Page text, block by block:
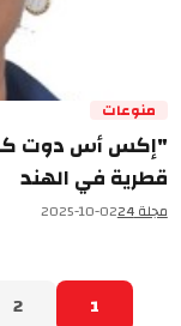
منوعات
قطرية في الهند
مجلة 24 2025-10-02
1
2